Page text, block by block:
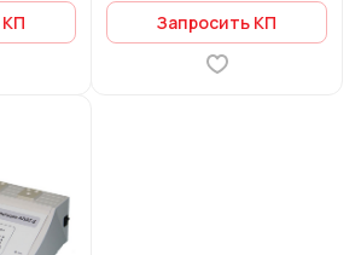
Запросить КП